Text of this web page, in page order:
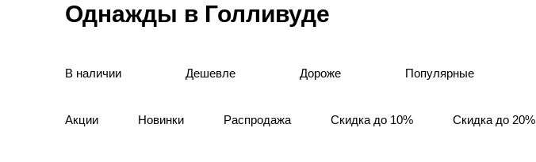
Однажды в Голливуде
В наличии Дешевле Дороже Популярные
Акции Новинки Распродажа Скидка до 10% Скидка до 20%